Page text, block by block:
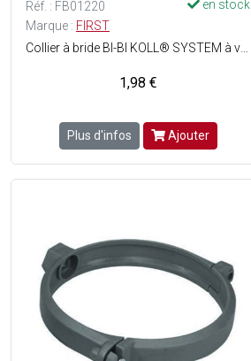
Réf. : FB01220
en stock
Marque : FIRST
1,98 €
Plus d'infos Ajouter